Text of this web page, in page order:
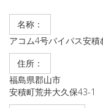
名称：
アコム4号バイパス安
住所：
福島県郡山市
安積町荒井大久保43-1